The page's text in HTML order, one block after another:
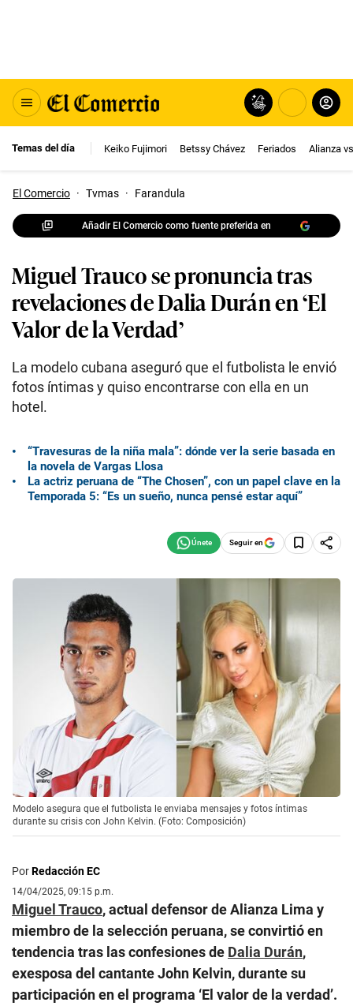
Temas del día Keiko Fujimori Betssy Chávez Feriados Alianza
El Comercio · Tvmas · Farandula
Añadir El Comercio como fuente preferida en
Miguel Trauco se pronuncia tras
revelaciones de Dalia Durán en ‘El
Valor de la Verdad’
La modelo cubana aseguró que el futbolista le envió
fotos íntimas y quiso encontrarse con ella en un
hotel.
“Travesuras de la niña mala”: dónde ver la serie basada en
la novela de Vargas Llosa
La actriz peruana de “The Chosen”, con un papel clave en la
Temporada 5: “Es un sueño, nunca pensé estar aquí”
Seguir en
Modelo asegura que el futbolista le enviaba mensajes y fotos íntimas
durante su crisis con John Kelvin. (Foto: Composición)
PorRedacción EC
14/04/2025, 09:15 p.m.
Miguel Trauco, actual defensor de Alianza Lima y
miembro de la selección peruana, se convirtió en
tendencia tras las confesiones de Dalia Durán,
exesposa del cantante John Kelvin, durante su
participación en el programa ‘El valor de la verdad’.